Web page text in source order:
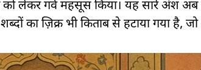
को लेकर गर्व महसूस किया। यह सारे अंश अब
का ज़िक्र भी किताब से हटाया गया है, जो